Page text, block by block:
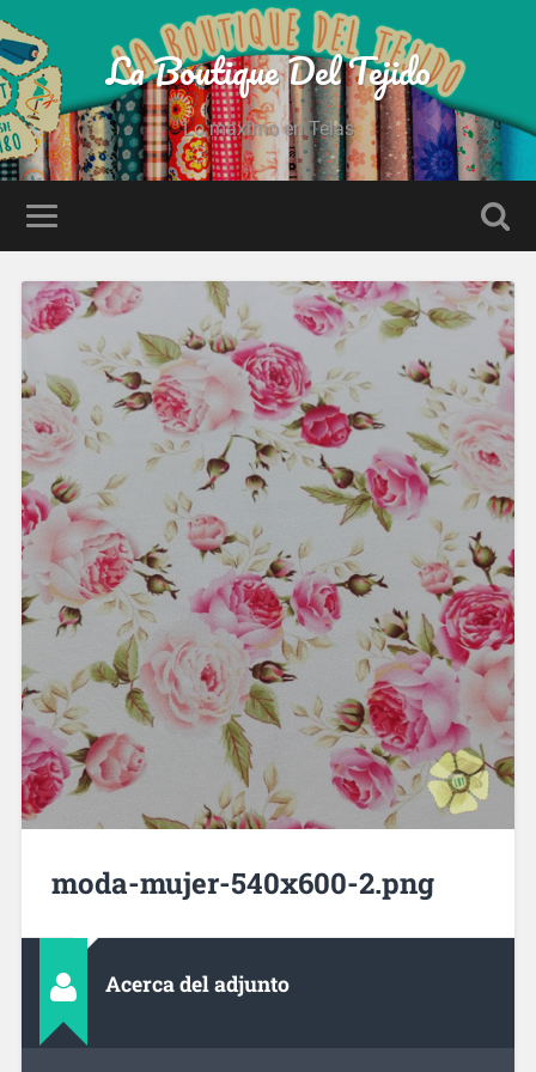
La Boutique Del Tejido
Lo maximo en Telas
moda-mujer-540x600-2.png
Acerca del adjunto